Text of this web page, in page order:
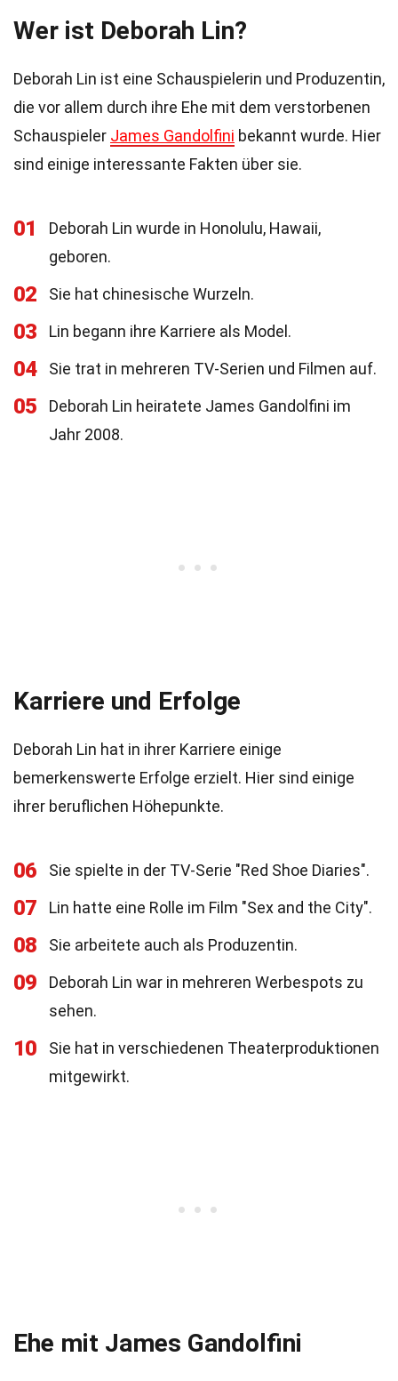
Wer ist Deborah Lin?
Deborah Lin ist eine Schauspielerin und Produzentin,
die vor allem durch ihre Ehe mit dem verstorbenen
Schauspieler James Gandolfini bekannt wurde. Hier
sind einige interessante Fakten über sie.
01
Deborah Lin wurde in Honolulu, Hawaii,
geboren.
02 Sie hat chinesische Wurzeln.
03 Lin begann ihre Karriere als Model.
04 Sie trat in mehreren TV-Serien und Filmen auf.
05
Deborah Lin heiratete James Gandolfini im
Jahr 2008.
Karriere und Erfolge
Deborah Lin hat in ihrer Karriere einige
bemerkenswerte Erfolge erzielt. Hier sind einige
ihrer beruflichen Höhepunkte.
06 Sie spielte in der TV-Serie "Red Shoe Diaries".
07 Lin hatte eine Rolle im Film "Sex and the City".
08 Sie arbeitete auch als Produzentin.
09
Deborah Lin war in mehreren Werbespots zu
sehen.
10
Sie hat in verschiedenen Theaterproduktionen
mitgewirkt.
Ehe mit James Gandolfini